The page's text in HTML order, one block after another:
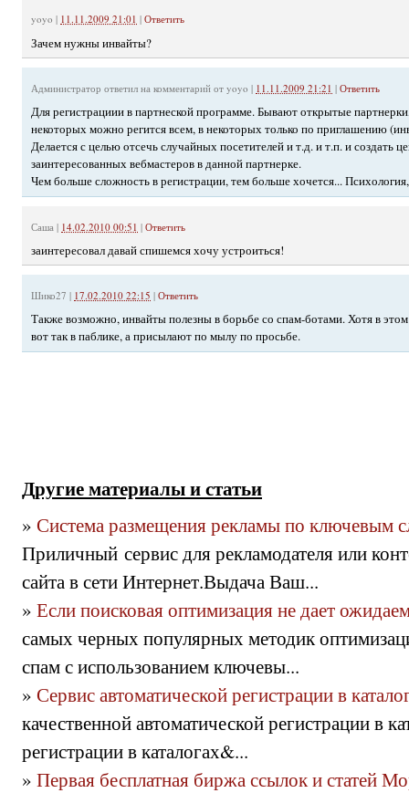
yoyo | 11.11.2009 21:01 | Ответить
Зачем нужны инвайты?
Администратор ответил на комментарий от yoyo | 11.11.2009 21:21 | Ответить
Для регистрациии в партнеской программе. Бывают открытые
некоторых можно регится всем, в некоторых только по приглашению
Делается с целью отсечь случайных посетителей и т.д. и т.п. и создать
заинтересованных вебмастеров в данной партнерке.
Чем больше сложность в регистрации, тем больше хочется...
Саша | 14.02.2010 00:51 | Ответить
заинтересовал давай спишемся хочу устроиться!
Шико27 | 17.02.2010 22:15 | Ответить
Также возможно, инвайты полезны в борьбе со спам-ботами. Хотя в
вот так в паблике, а присылают по мылу по просьбе.
Другие материалы и статьи
» Система размещения рекламы по ключевым
Приличный сервис для рекламодателя или
сайта в сети Интернет.Выдача Ваш...
» Если поисковая оптимизация не дает
самых черных популярных методик
спам с использованием ключевы...
» Сервис автоматической регистрации в
качественной автоматической регистрации в
регистрации в каталогах&...
» Первая бесплатная биржа ссылок и статей